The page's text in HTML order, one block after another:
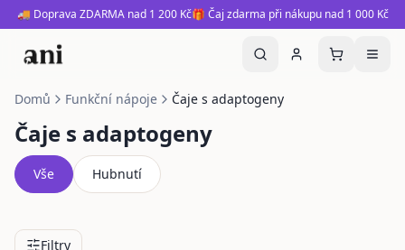
🚚 Doprava ZDARMA nad 1 200 Kč🎁 Čaj zdarma při nákupu nad 1 000 Kč
Domů Funkční nápoje Čaje s adaptogeny
Čaje s adaptogeny
Vše Hubnutí
Filtry